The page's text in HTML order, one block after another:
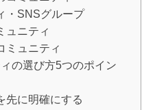
・SNSグループ
ュニティ
ミュニティ
の選び方5つのポイン
に明確にする